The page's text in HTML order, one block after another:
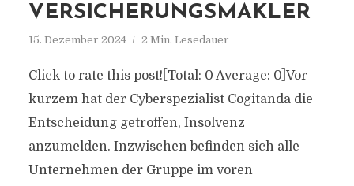
VERSICHERUNGSMAKLER
15. Dezember 2024 2 Min. Lesedauer
Click to rate this post![Total: 0 Average: 0]Vor
kurzem hat der Cyberspezialist Cogitanda die
Entscheidung getroffen, Insolvenz
anzumelden. Inzwischen befinden sich alle
Unternehmen der Gruppe im voren